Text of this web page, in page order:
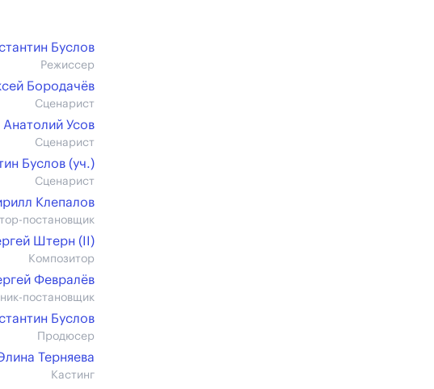
Буслов
Режиссер
Бородачёв
Сценарист
Анатолий Усов
Сценарист
Буслов (уч.)
Сценарист
Клепалов
постановщик
Штерн (II)
Композитор
Февралёв
постановщик
Буслов
Продюсер
Терняева
Кастинг